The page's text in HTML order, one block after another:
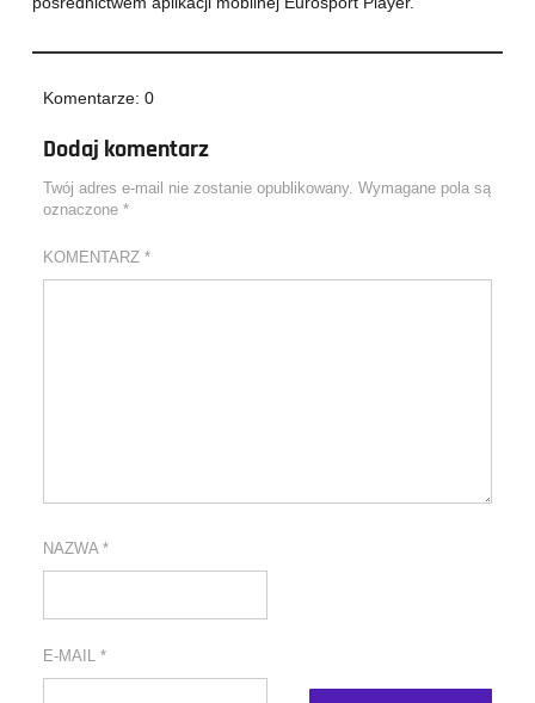
Komentarze: 0
Dodaj komentarz
Twój adres e-mail nie zostanie opublikowany. Wymagane pola są
oznaczone *
KOMENTARZ *
NAZWA *
E-MAIL *